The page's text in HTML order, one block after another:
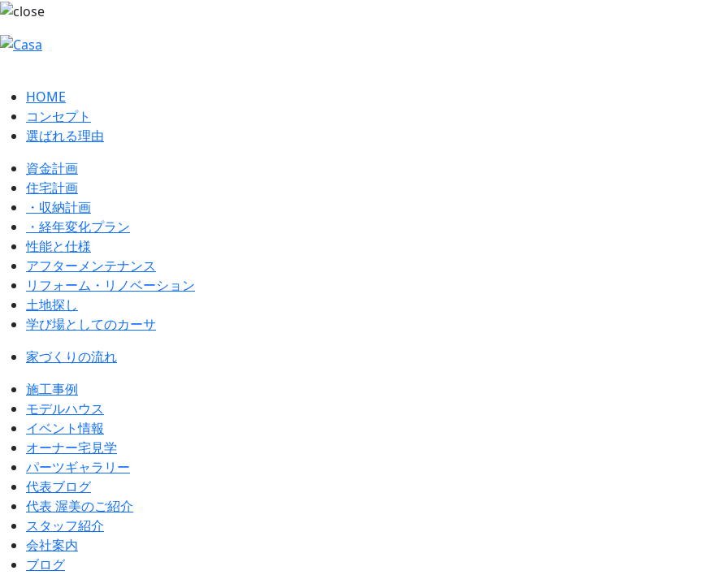
HOME
コンセプト
選ばれる理由
資金計画
住宅計画
・収納計画
・経年変化プラン
性能と仕様
アフターメンテナンス
リフォーム・リノベーション
土地探し
学び場としてのカーサ
家づくりの流れ
施工事例
モデルハウス
イベント情報
オーナー宅見学
パーツギャラリー
代表ブログ
代表 渥美のご紹介
スタッフ紹介
会社案内
ブログ